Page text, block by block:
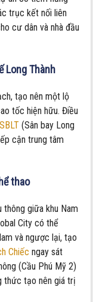
trục kết nối liên
cư dân và nhà đầu
Long Thành
tạo nên một lộ
tốc hiện hữu. Điều
(Sân bay Long
cận trung tâm
thao
thông giữa khu Nam
City có thể
và ngược lại, tạo
Chiếc ngay sát
(Cầu Phú Mỹ 2)
thức tạo nên giá trị